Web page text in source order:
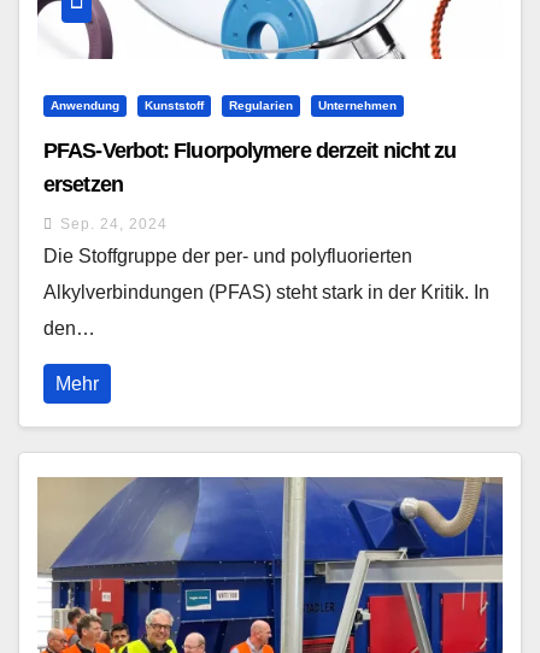
Anwendung Kunststoff Regularien Unternehmen
PFAS-Verbot: Fluorpolymere derzeit nicht zu
ersetzen
Sep. 24, 2024
Die Stoffgruppe der per- und polyfluorierten
Alkylverbindungen (PFAS) steht stark in der Kritik. In
den…
Mehr